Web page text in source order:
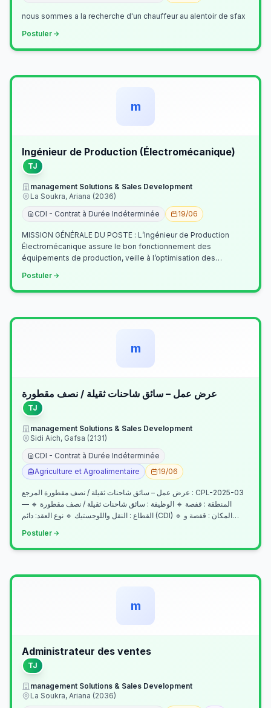
nous sommes a la recherche d'un chauffeur au alentoir de sfax
Postuler
m
Ingénieur de Production (Électromécanique)
TJ
management Solutions & Sales Development
La Soukra, Ariana (2036)
CDI - Contrat à Durée Indéterminée
19/06
MISSION GÉNÉRALE DU POSTE : L’Ingénieur de Production
Électromécanique assure le bon fonctionnement des
équipements de production, veille à l’optimisation des
Postuler
m
عرض عمل – سائق شاحنات ثقيلة / نصف مقطورة
TJ
management Solutions & Sales Development
Sidi Aich, Gafsa (2131)
CDI - Contrat à Durée Indéterminée
Agriculture et Agroalimentaire
19/06
عرض عمل – سائق شاحنات ثقيلة / نصف مقطورة المرجع : CPL-2025-03
— المنطقة : قفصة 🔹 الوظيفة : سائق شاحنات ثقيلة / نصف مقطورة 🔹
القطاع : النقل واللوجستيك 🔹 نوع العقد: دائم (CDI) 🔹 المكان : قفصة و…
Postuler
m
Administrateur des ventes
TJ
management Solutions & Sales Development
La Soukra, Ariana (2036)